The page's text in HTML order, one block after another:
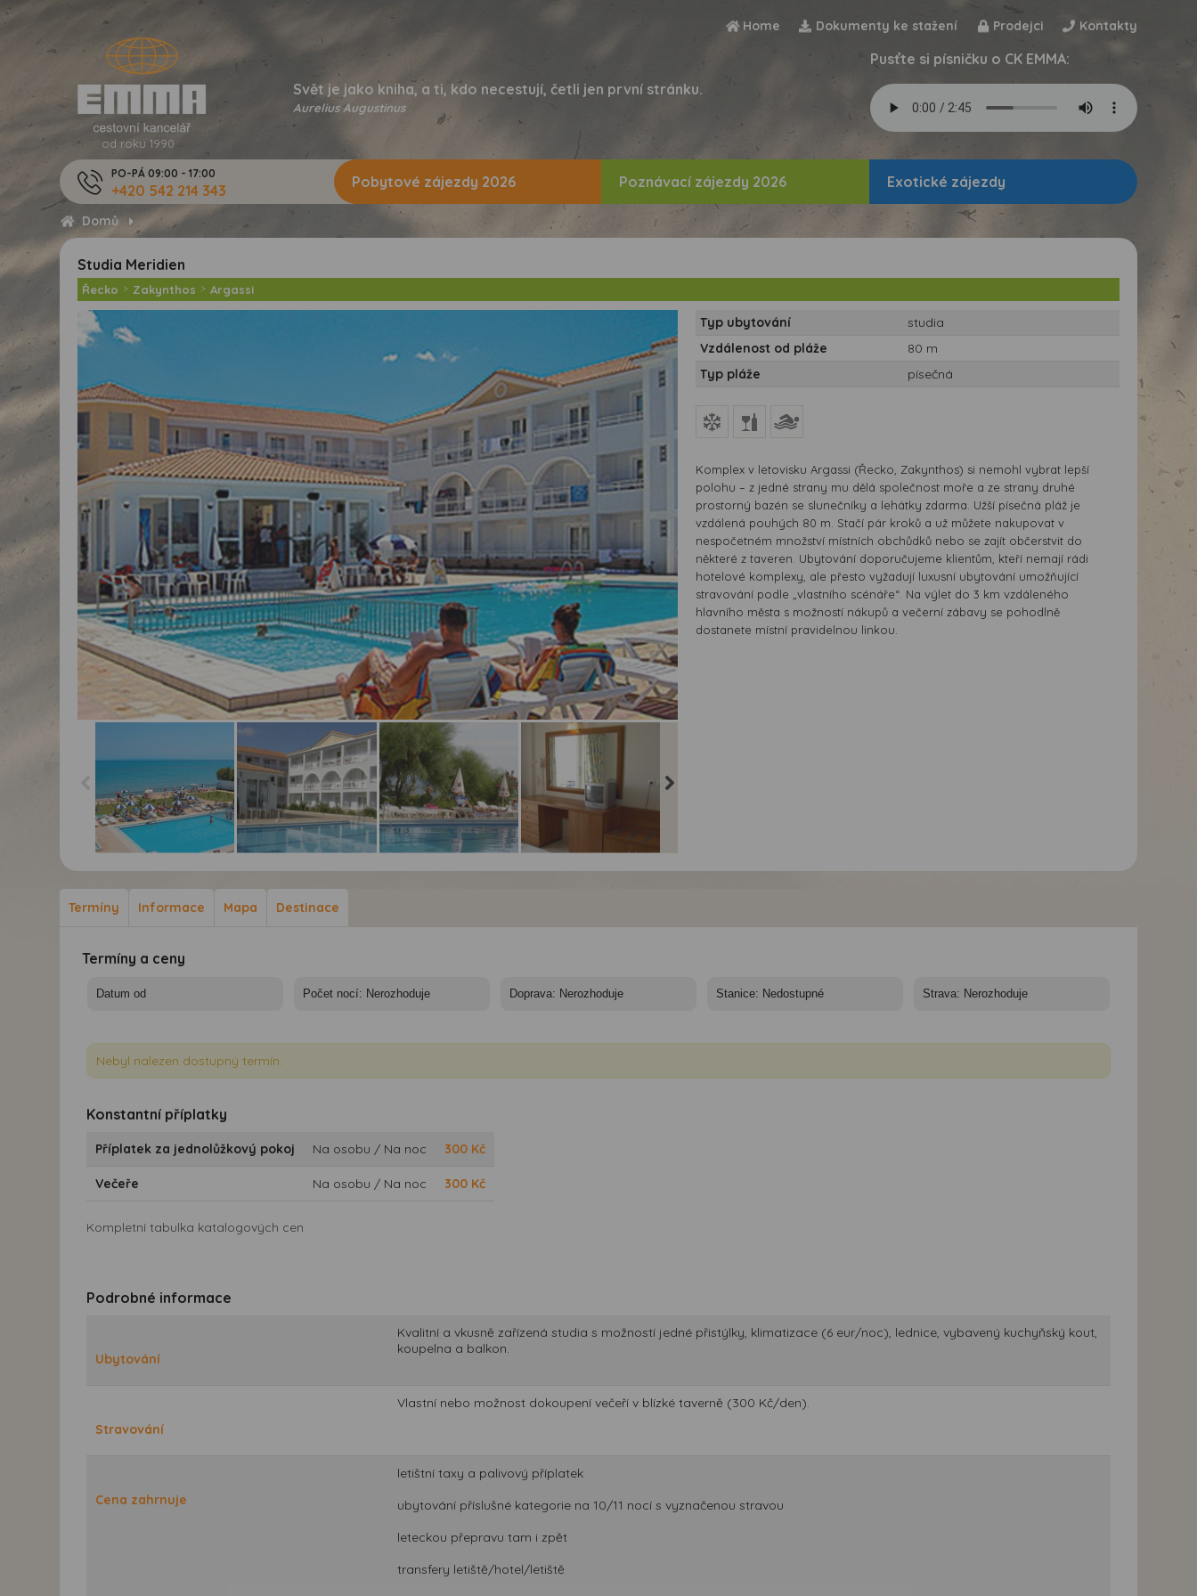
Home Dokumenty ke stažení Prodejci Kontakty
od roku 1990
Svět je jako kniha, a ti, kdo necestují, četli jen první stránku.
Aurelius Augustinus
Pusťte si písničku o CK EMMA:
PO-PÁ 09:00 - 17:00
+420 542 214 343
Domů
Pobytové zájezdy 2026 Poznávací zájezdy 2026 Exotické zájezdy
Studia Meridien
Řecko > Zakynthos > Argassi
studia Meridien
studia Meridien
Typ ubytování
studia
Vzdálenost od pláže
80 m
Typ pláže
písečná
Komplex v letovisku Argassi (Řecko, Zakynthos) si nemohl vybrat lepší
polohu – z jedné strany mu dělá společnost moře a ze strany druhé
prostorný bazén se slunečníky a lehátky zdarma. Užší písečná pláž je
vzdálená pouhých 80 m. Stačí pár kroků a už můžete nakupovat v
nespočetném množství místních obchůdků nebo se zajít občerstvit do
některé z taveren. Ubytování doporučujeme klientům, kteří nemají rádi
hotelové komplexy, ale přesto vyžadují luxusní ubytování umožňující
stravování podle „vlastního scénáře“. Na výlet do 3 km vzdáleného
hlavního města s možností nákupů a večerní zábavy se pohodlně
dostanete místní pravidelnou linkou.
Termíny Informace Mapa Destinace
Termíny a ceny
Nebyl nalezen dostupný termín.
Konstantní příplatky
Příplatek za jednolůžkový pokoj Na osobu / Na noc 300 Kč
Večeře Na osobu / Na noc 300 Kč
Kompletní tabulka katalogových cen
Podrobné informace
Ubytování
Kvalitní a vkusně zařízená studia s možností jedné přistýlky, klimatizace (6 eur/noc), lednice, vybavený kuchyňský kout,
koupelna a balkon.
Stravování
Vlastní nebo možnost dokoupení večeří v blízké taverně (300 Kč/den).
Cena zahrnuje
letištní taxy a palivový příplatek
ubytování příslušné kategorie na 10/11 nocí s vyznačenou stravou
leteckou přepravu tam i zpět
transfery letiště/hotel/letiště